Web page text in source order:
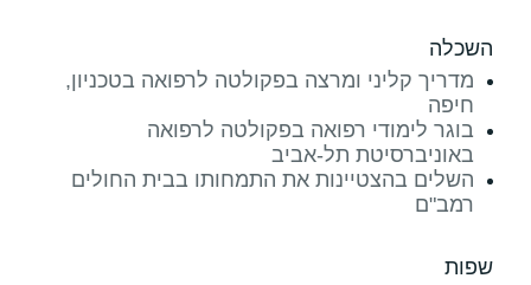
השכלה
מדריך קליני ומרצה בפקולטה לרפואה בטכניון,
חיפה
בוגר לימודי רפואה בפקולטה לרפואה
באוניברסיטת תל-אביב
השלים בהצטיינות את התמחותו בבית החולים
רמב"ם
שפות